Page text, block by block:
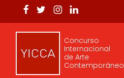
Concurso
Internacional
de Arte
Contemporáneo